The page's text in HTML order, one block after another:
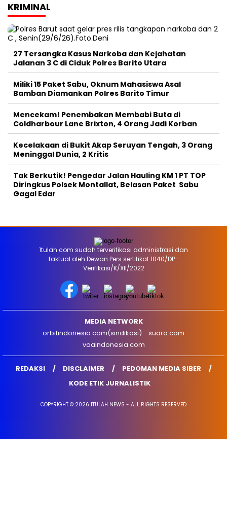
KRIMINAL
27 Tersangka Kasus Narkoba dan Kejahatan
Jalanan 3 C di Ciduk Polres Barito Utara
Miliki 15 Paket Sabu, Oknum Mahasiswa Asal
Bamban Diamankan Polres Barito Timur
Mencekam! Penembakan Membabi Buta di
Coldharbour Lane Brixton, 4 Orang Jadi Korban
Kecelakaan di Bukit Akap Seruyan Tengah, 3 Orang
Meninggal Dunia, 2 Kritis
Tak Berkutik! Pengedar Jalan Hauling KM 1 PT TOP
Diringkus Polsek Montallat, Belasan Paket Sabu
Gagal Edar
1tulah.com sudah terverifikasi administrasi dan
faktual oleh Dewan Pers sertifikat 1040/DP-
Verifikasi/K/XII/2022
MEDIA NETWORK
orbitindonesia.com(sindikasi)
suara.com
voaindonesia.com
REDAKSI DISCLAIMER
PEDOMAN MEDIA SIBER
KODE ETIK JURNALISTIK
COPYRIGHT © 2026 1TULAH NEWS - ALL RIGHTS RESERVED